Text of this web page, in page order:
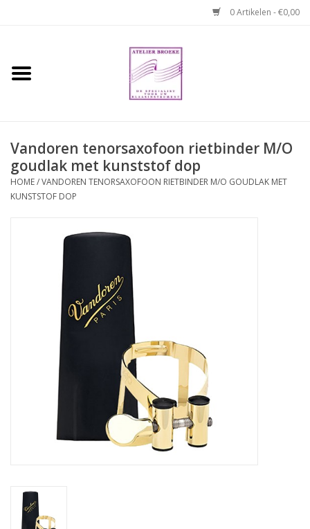
0 Artikelen - €0,00
Home
Reparaties en
abonnementen
Verhuur hobo's
Vandoren tenorsaxofoon rietbinder M/O
goudlak met kunststof dop
HOME/VANDOREN TENORSAXOFOON RIETBINDER M/O GOUDLAK MET
KUNSTSTOF DOP